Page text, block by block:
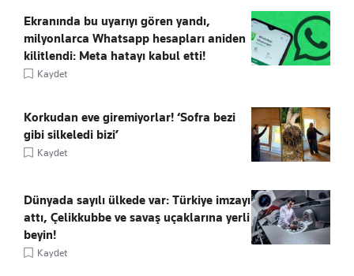
Ekranında bu uyarıyı gören yandı,
milyonlarca Whatsapp hesapları aniden
kilitlendi: Meta hatayı kabul etti!
Kaydet
Korkudan eve giremiyorlar! ‘Sofra bezi
gibi silkeledi bizi’
Kaydet
Dünyada sayılı ülkede var: Türkiye imzayı
attı, Çelikkubbe ve savaş uçaklarına yerli
beyin!
Kaydet